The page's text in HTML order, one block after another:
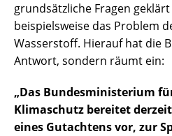
grundsätzliche Fragen
beispielsweise das Problem
Wasserstoff. Hierauf hat die
Antwort, sondern räumt ein:
„Das Bundesministerium
Klimaschutz bereitet
eines Gutachtens vor, zur